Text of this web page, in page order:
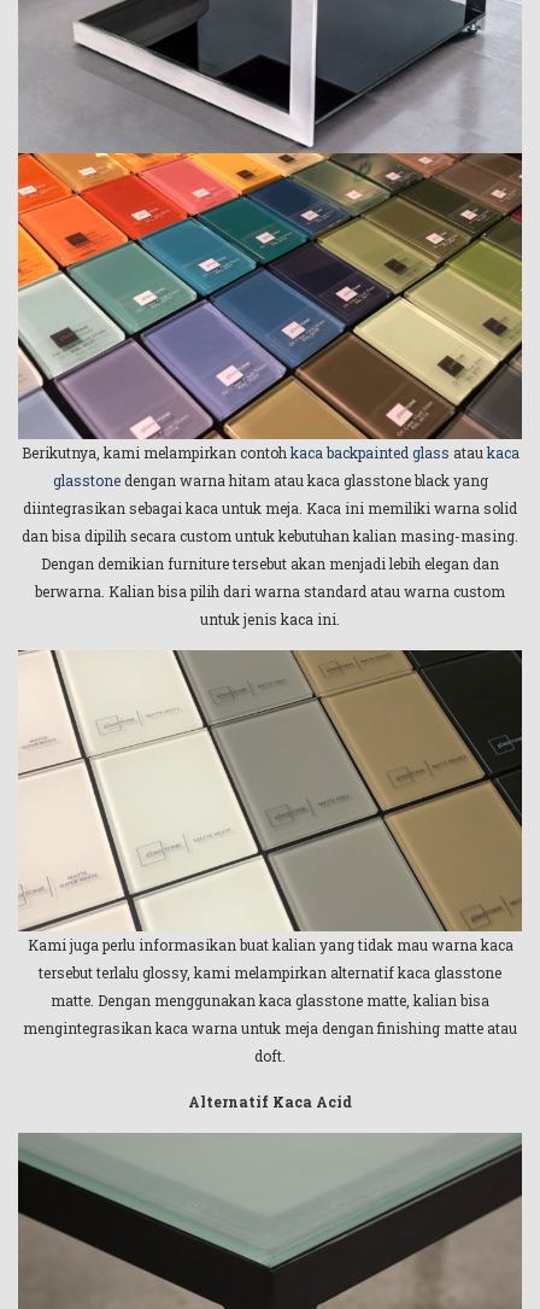
Berikutnya, kami melampirkan contoh kaca backpainted glass atau kaca
glasstonedengan warna hitam atau kaca glasstone black yang
diintegrasikan sebagai kaca untuk meja. Kaca ini memiliki warna solid
dan bisa dipilih secara custom untuk kebutuhan kalian masing-masing.
Dengan demikian furniture tersebut akan menjadi lebih elegan dan
berwarna. Kalian bisa pilih dari warna standard atau warna custom
untuk jenis kaca ini.
Kami juga perlu informasikan buat kalian yang tidak mau warna kaca
tersebut terlalu glossy, kami melampirkan alternatif kaca glasstone
matte. Dengan menggunakan kaca glasstone matte, kalian bisa
mengintegrasikan kaca warna untuk meja dengan finishing matte atau
doft.
Alternatif Kaca Acid